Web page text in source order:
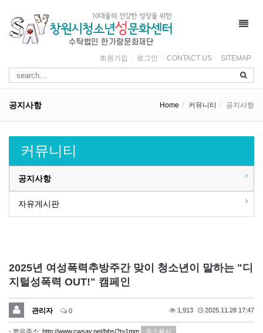
회원가입 로그인 CONTACT US SITEMAP
공지사항 Home 커뮤니티 공지사항
커뮤니티
공지사항
자유게시판
2025년 여성폭력추방주간 맞이 청소년이 말하는 "디
지털성폭력 OUT!" 캠페인
관리자 0 1,913 2025.11.28 17:47
- 짧은주소: http://www.cwsay.net/bbs/?t=1mm 주소복사